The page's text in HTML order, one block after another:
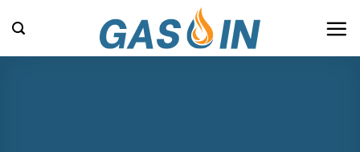
Inhalt
springen